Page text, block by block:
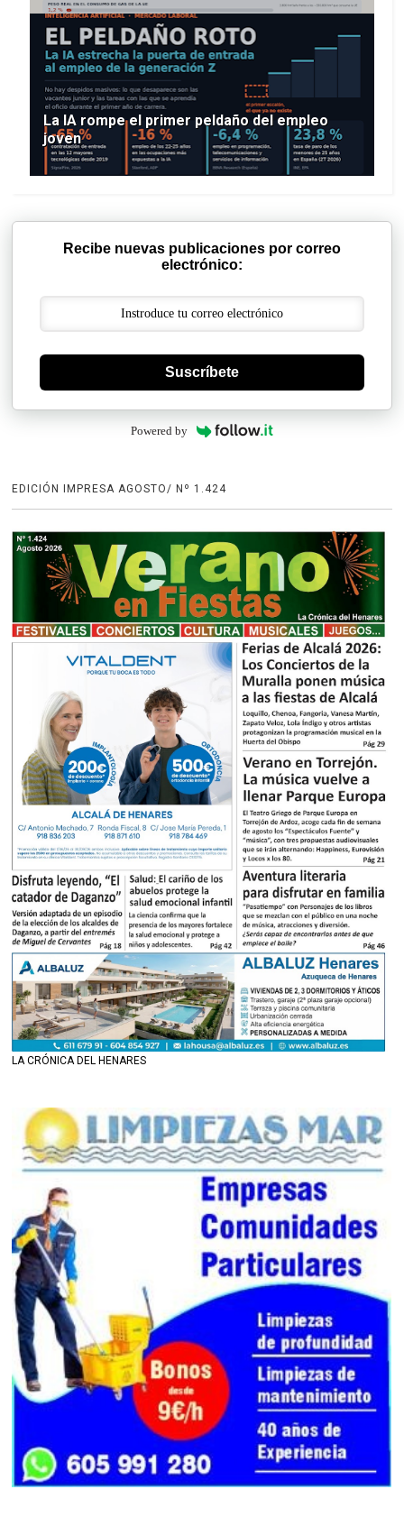
La IA rompe el primer peldaño del empleo
joven
Recibe nuevas publicaciones por correo
electrónico:
Suscríbete
Powered by
EDICIÓN IMPRESA AGOSTO/ Nº 1.424
LA CRÓNICA DEL HENARES